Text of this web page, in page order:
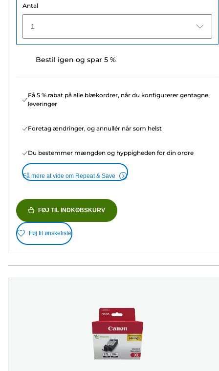
Antal
1
Bestil igen og spar 5 %
Få 5 % rabat på alle blækordrer, når du konfigurerer gentagne
leveringer
Foretag ændringer, og annullér når som helst
Du bestemmer mængden og hyppigheden for din ordre
Få mere at vide om Repeat & Save
FØJ TIL INDKØBSKURV
Føj til ønskeliste